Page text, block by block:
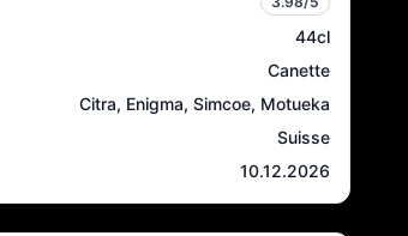
44cl
Canette
Citra, Enigma, Simcoe, Motueka
Suisse
10.12.2026